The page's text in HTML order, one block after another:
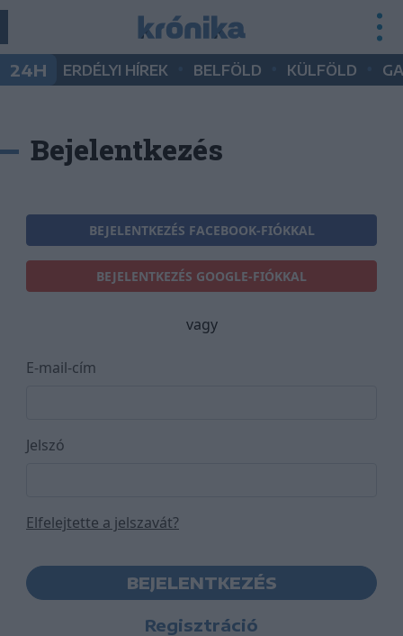
24H ERDÉLYI HÍREK BELFÖLD KÜLFÖLD
Bejelentkezés
BEJELENTKEZÉS FACEBOOK-FIÓKKAL
BEJELENTKEZÉS GOOGLE-FIÓKKAL
vagy
E-mail-cím
Jelszó
Elfelejtette a jelszavát?
BEJELENTKEZÉS
Regisztráció